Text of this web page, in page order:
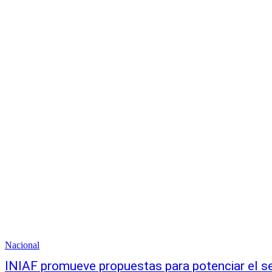
Nacional
INIAF promueve propuestas para potenciar el